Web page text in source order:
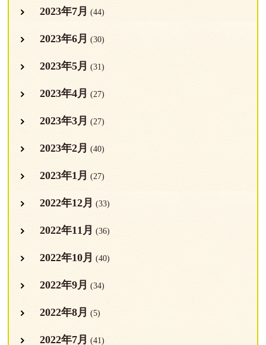
2023年7月 (44)
2023年6月 (30)
2023年5月 (31)
2023年4月 (27)
2023年3月 (27)
2023年2月 (40)
2023年1月 (27)
2022年12月 (33)
2022年11月 (36)
2022年10月 (40)
2022年9月 (34)
2022年8月 (5)
2022年7月 (41)